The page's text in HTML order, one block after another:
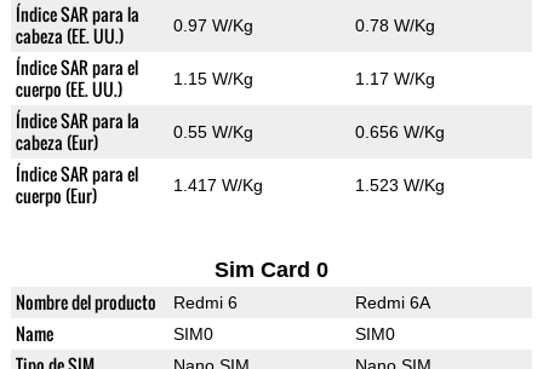
Índice SAR para la
cabeza (EE. UU.)
0.97 W/Kg 0.78 W/Kg
Índice SAR para el
cuerpo (EE. UU.)
1.15 W/Kg 1.17 W/Kg
Índice SAR para la
cabeza (Eur)
0.55 W/Kg 0.656 W/Kg
Índice SAR para el
cuerpo (Eur)
1.417 W/Kg 1.523 W/Kg
Sim Card 0
Nombre del producto Redmi 6 Redmi 6A
Name SIM0 SIM0